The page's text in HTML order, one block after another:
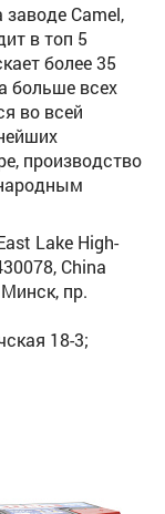
Camel,
в топ 5
более 35
больше всех
во всей
производство
Lake High-
China
пр.
18-3;